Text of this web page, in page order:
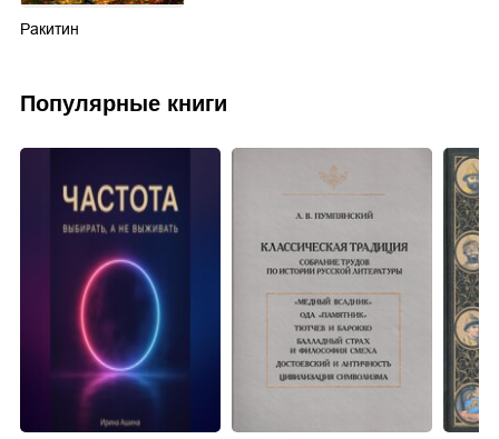
Ракитин
Популярные книги